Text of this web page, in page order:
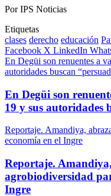
Por IPS Noticias
Etiquetas
clases derecho educación
Facebook X LinkedIn
En Degüi son renuentes a
autoridades buscan
En Degüi son
19 y sus autoridades
Reportaje. Amandiya,
economía en el Ingre
Reportaje.
agrobiodiversidad
Ingre